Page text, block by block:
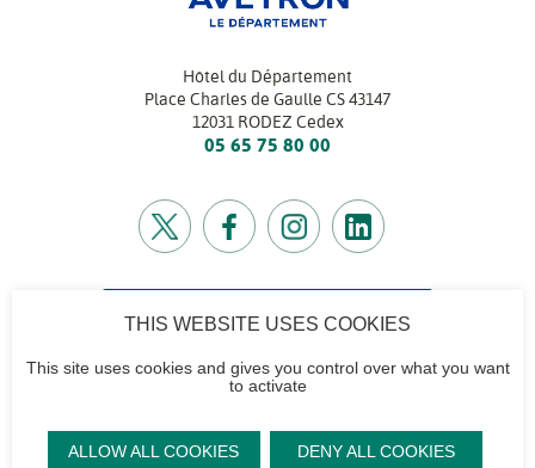
Hôtel du Département
Place Charles de Gaulle CS 43147
12031 RODEZ Cedex
05 65 75 80 00
CONTACTEZ-NOUS
Contactez-nous
Accéder à notre
Mentions
Plan du site
THIS WEBSITE USES COOKIES
This site uses cookies and gives you control over what you want
to activate
ALLOW ALL COOKIES DENY ALL COOKIES